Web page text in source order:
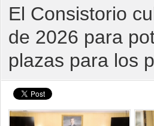
El Consistorio
de 2026 para
plazas para los